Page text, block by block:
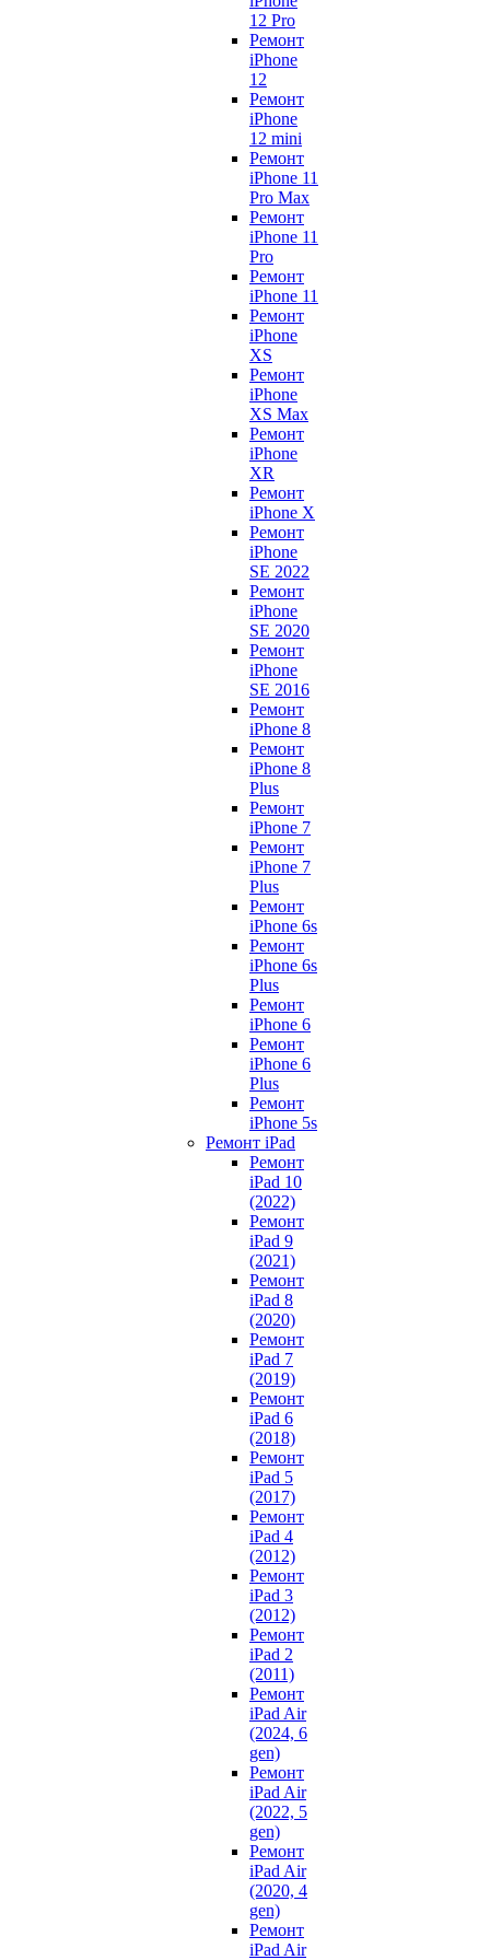
12 Pro
Ремонт
iPhone
12
Ремонт
iPhone
12 mini
Ремонт
iPhone 11
Pro Max
Ремонт
iPhone 11
Pro
Ремонт
iPhone 11
Ремонт
iPhone
XS
Ремонт
iPhone
XS Max
Ремонт
iPhone
XR
Ремонт
iPhone X
Ремонт
iPhone
SE 2022
Ремонт
iPhone
SE 2020
Ремонт
iPhone
SE 2016
Ремонт
iPhone 8
Ремонт
iPhone 8
Plus
Ремонт
iPhone 7
Ремонт
iPhone 7
Plus
Ремонт
iPhone 6s
Ремонт
iPhone 6s
Plus
Ремонт
iPhone 6
Ремонт
iPhone 6
Plus
Ремонт
iPhone 5s
Ремонт iPad
Ремонт
iPad 10
(2022)
Ремонт
iPad 9
(2021)
Ремонт
iPad 8
(2020)
Ремонт
iPad 7
(2019)
Ремонт
iPad 6
(2018)
Ремонт
iPad 5
(2017)
Ремонт
iPad 4
(2012)
Ремонт
iPad 3
(2012)
Ремонт
iPad 2
(2011)
Ремонт
iPad Air
(2024, 6
gen)
Ремонт
iPad Air
(2022, 5
gen)
Ремонт
iPad Air
(2020, 4
gen)
Ремонт
iPad Air